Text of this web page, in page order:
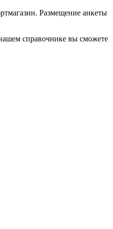
Размещение анкеты
справочнике вы сможете